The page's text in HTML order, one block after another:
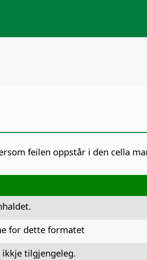
feilen oppstår i den cella
for dette formatet
tilgjengeleg.